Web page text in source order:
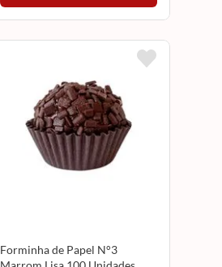
Forminha de Papel N°3